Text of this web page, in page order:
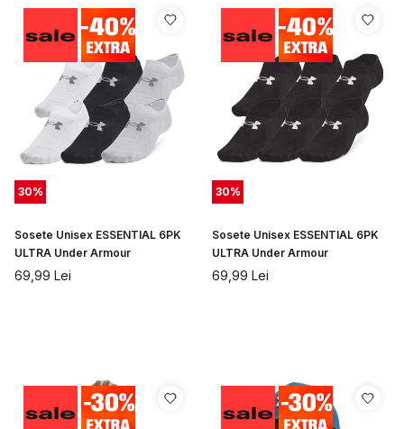
30%
Sosete Unisex ESSENTIAL 6PK
ULTRA Under Armour
69,99 Lei
30%
Sosete Unisex ESSENTIAL 6PK
ULTRA Under Armour
69,99 Lei